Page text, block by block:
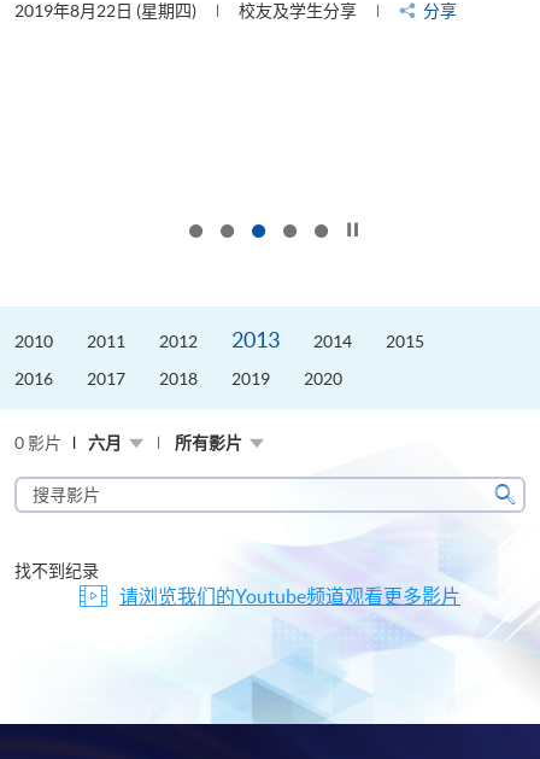
2019年8月22日 (星期四) 校友及学生分享 分享
2010 2011 2012 2013 2014
2015
2016
2017 2018 2019 2020
0 影片 六月 所有影片
搜
寻
片
搜
找不到纪录
请浏览我们的Youtube频道观看更多影片